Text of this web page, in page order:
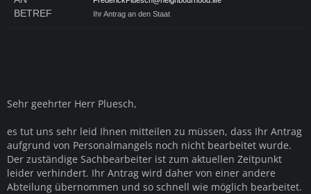
BETREF
Ihr Antrag an den Staat
Sehr geehrter Herr Pluesch,
es tut uns sehr leid Ihnen mitteilen zu müssen, dass Ihr Antrag
aufgrund von Personalmangels noch nicht bearbeitet wurde.
Der zuständige Sachbearbeiter ist zum aktuellen Zeitpunkt
leider verhindert. Ihr Antrag wird daher von einer andere
Abteilung übernommen und so schnell wie möglich bearbeitet.